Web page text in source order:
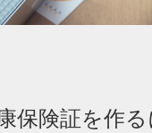
保険証を作